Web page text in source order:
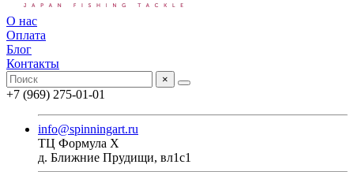
О нас
Оплата
Блог
Контакты
×
+7 (969) 275-01-01
info@spinningart.ru
ТЦ Формула X
д. Ближние Прудищи, вл1с1